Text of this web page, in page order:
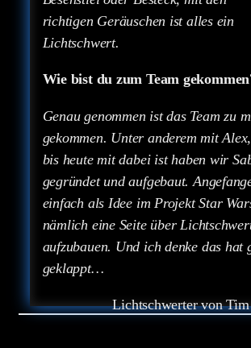
richtigen Geräuschen ist alles ein
Lichtschwert.
Wie bist du zum Team
Genau genommen ist das Team zu
gekommen. Unter anderem mit
bis heute mit dabei ist haben wir
gegründet und aufgebaut.
einfach als Idee im Projekt Star
nämlich eine Seite über
aufzubauen. Und ich denke das hat
geklappt…
Lichtschwerter von Tim